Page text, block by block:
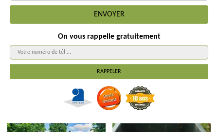
On vous rappelle gratuitement